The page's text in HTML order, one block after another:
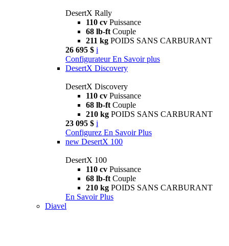
DesertX Rally
110 cv Puissance
68 lb-ft Couple
211 kg POIDS SANS CARBURANT
26 695 $ i
Configurateur En Savoir plus
DesertX Discovery
DesertX Discovery
110 cv Puissance
68 lb-ft Couple
210 kg POIDS SANS CARBURANT
23 095 $ i
Configurez En Savoir Plus
new DesertX 100
DesertX 100
110 cv Puissance
68 lb-ft Couple
210 kg POIDS SANS CARBURANT
En Savoir Plus
Diavel